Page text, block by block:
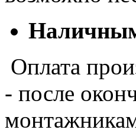
Оплата
- после